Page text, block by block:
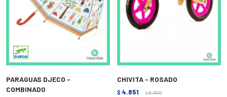
PARAGUAS DJECO -
COMBINADO
CHIVITA - ROSADO
$ 4.851 $ 5.390